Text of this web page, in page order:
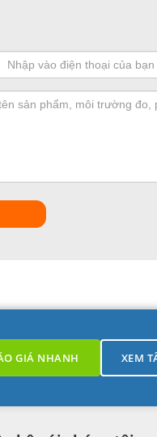
GIÁ NHANH XEM